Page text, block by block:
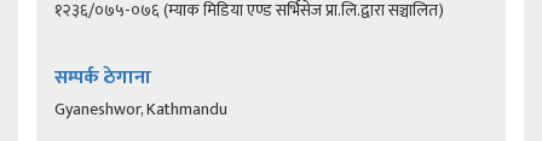
१२३६/०७५-०७६ (म्याक मिडिया एण्ड सर्भिसेज प्रा.लि.द्वारा सञ्चालित)
सम्पर्क ठेगाना
Gyaneshwor, Kathmandu